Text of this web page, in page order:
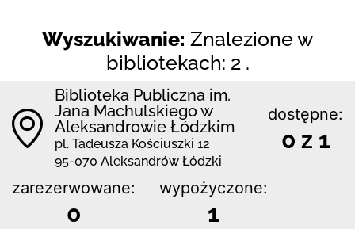
Wyszukiwanie: Znalezione w
bibliotekach: 2 .
Biblioteka Publiczna im.
Jana Machulskiego w
Aleksandrowie Łódzkim
pl. Tadeusza Kościuszki 12
95-070 Aleksandrów Łódzki
dostępne:
0 z 1
zarezerwowane:
0
wypożyczone:
1